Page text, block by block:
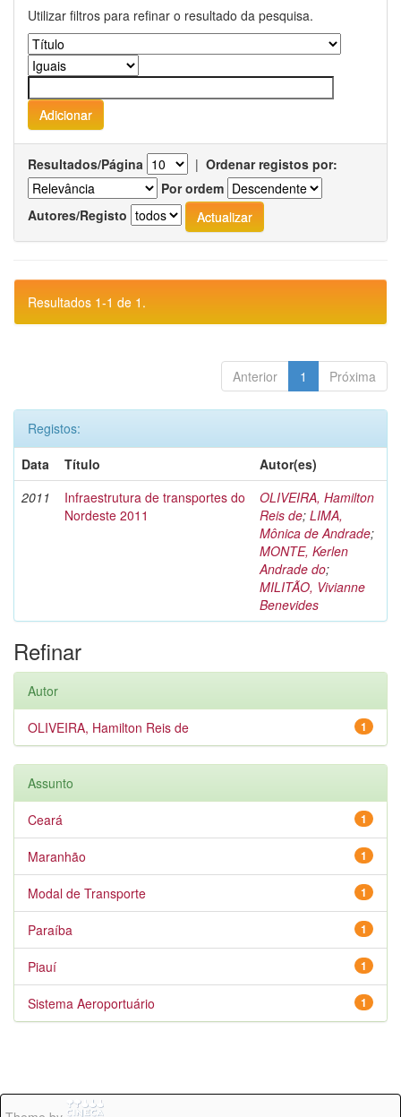
Utilizar filtros para refinar o resultado da pesquisa.
Resultados/Página | Ordenar registos por:
Por ordem
Autores/Registo
Resultados 1-1 de 1.
Anterior 1 Próxima
Registos:
Data
Título
Autor(es)
2011
Infraestrutura de transportes do
Nordeste 2011
OLIVEIRA, Hamilton
Reis de; LIMA,
Mônica de Andrade;
MONTE, Kerlen
Andrade do;
MILITÃO, Vivianne
Benevides
Refinar
Autor
1
OLIVEIRA, Hamilton Reis de
Assunto
1
Ceará
1
Maranhão
1
Modal de Transporte
1
Paraíba
1
Piauí
1
Sistema Aeroportuário